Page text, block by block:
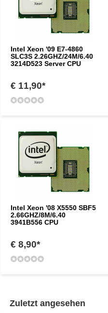
Intel Xeon '09 E7-4860
SLC3S 2.26GHZ/24M/6.40
3214D523 Server CPU
€ 11,90*
Intel Xeon '08 X5550 SBF5
2.66GHZ/8M/6.40
3941B556 CPU
€ 8,90*
Zuletzt angesehen